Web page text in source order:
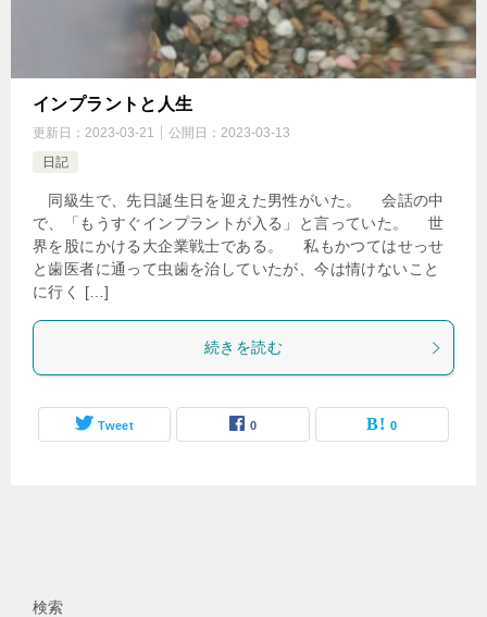
インプラントと人生
更新日： 2023-03-21 公開日： 2023-03-13
日記
同級生で、先日誕生日を迎えた男性がいた。 会話の中
で、「もうすぐインプラントが入る」と言っていた。 世
界を股にかける大企業戦士である。 私もかつてはせっせ
と歯医者に通って虫歯を治していたが、今は情けないこと
に行く […]
続きを読む
Tweet 0 0
検索